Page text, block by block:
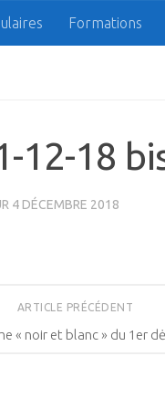
Formations
12-18
4 DÉCEMBRE 2018
ARTICLE PRÉCÉDENT
« noir et blanc » du 1er